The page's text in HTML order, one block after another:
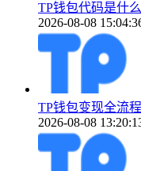
TP钱包代码是什
2026-08-08
TP钱包变现全流
2026-08-08